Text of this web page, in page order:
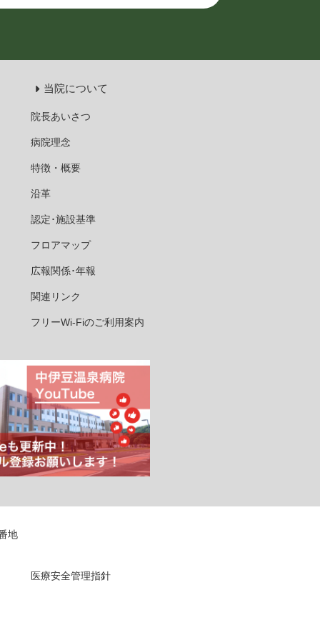
当院について
院長あいさつ
病院理念
特徴・概要
沿革
認定･施設基準
フロアマップ
広報関係･年報
関連リンク
フリーWi-Fiのご利用案内
地
医療安全管理指針